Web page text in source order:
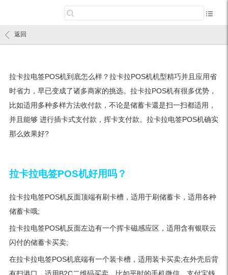
返回
拉卡拉电签POS机到底怎么样？拉卡拉POS机机型精巧并且应用省
时省力，早已变成了诸多商家的挑选。拉卡拉POS机有很多优势，
比如适用多种多样方法收付款，不论是储蓄卡還是扫一扫都适用，
并且能够 进行插卡式支付款，挥卡支付款。拉卡拉电签POS机确实
那么效果好?
拉卡拉电签POS机好用吗？
拉卡拉电签POS机反面顶端有刷卡槽，适用于刷储蓄卡，适用各种
储蓄卡哦;
拉卡拉电签POS机反面左边有一个挥卡磁感应区，适用含有银联云
闪付的储蓄卡买卖;
在拉卡拉电签POS机底端有一个装卡槽，适用装卡买卖;在外壳后背